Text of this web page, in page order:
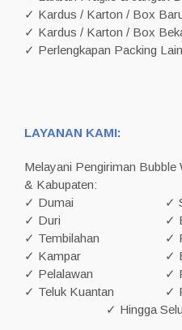
✓ Kardus / Karton / Box
✓ Kardus / Karton / Box
✓ Perlengkapan Packing
LAYANAN KAMI:
Melayani Pengiriman
& Kabupaten:
✓ Dumai
✓
✓ Duri
✓
✓ Tembilahan
✓
✓ Kampar
✓
✓ Pelalawan
✓
✓ Teluk Kuantan
✓
✓ Hingga